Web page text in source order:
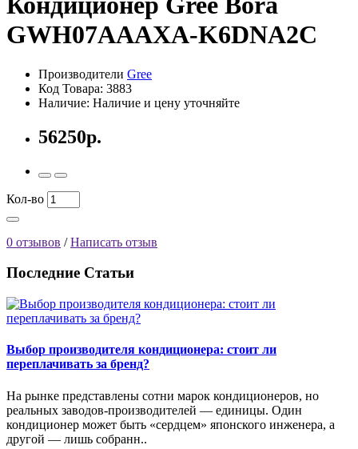
GWH07AAAXA-K6DNA2C
Производители Gree
Код Товара: 3883
Наличие: Наличие и цену уточняйте
56250р.
Кол-во
0 отзывов /Написать отзыв
Последние Статьи
Выбор производителя кондиционера: стоит ли
переплачивать за бренд?
На рынке представлены сотни марок кондиционеров, но
реальных заводов-производителей — единицы. Один
кондиционер может быть «сердцем» японского инженера, а
другой — лишь собранн..